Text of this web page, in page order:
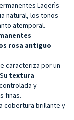
Laqerìs
natural, los tonos
atemporal.
rosa antiguo
caracteriza por un
textura
y
finas.
cobertura brillante y